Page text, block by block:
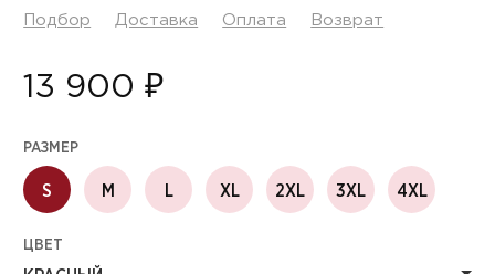
Подбор Доставка Оплата Возврат
13 900 ₽
РАЗМЕР
S M L XL 2XL 3XL 4XL
ЦВЕТ